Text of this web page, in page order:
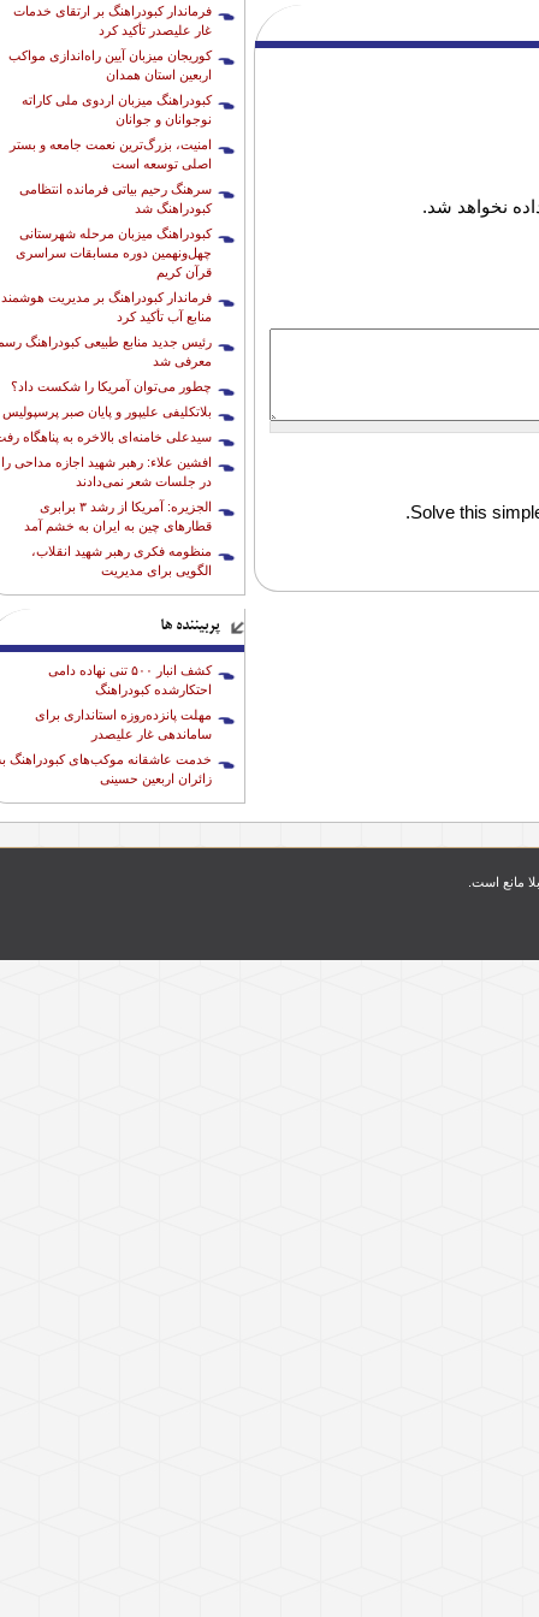
فرماندار کبودراهنگ بر ارتقای خدمات
غار علیصدر تأکید کرد
کوریجان میزبان آیین راه‌اندازی مواکب
اربعین استان همدان
کبودراهنگ میزبان اردوی ملی کاراته
نوجوانان و جوانان
امنیت، بزرگ‌ترین نعمت جامعه و بستر
اصلی توسعه است
سرهنگ رحیم بیاتی فرمانده انتظامی
کبودراهنگ شد
کبودراهنگ میزبان مرحله شهرستانی
چهل‌ونهمین دوره مسابقات سراسری
قرآن کریم
فرماندار کبودراهنگ بر مدیریت هوشمند
منابع آب تأکید کرد
رئیس جدید منابع طبیعی کبودراهنگ
معرفی شد
چطور می‌توان آمریکا را شکست داد؟
بلاتکلیفی علیپور و پایان صبر پرسپولیس
سیدعلی خامنه‌ای بالاخره به پناهگاه
افشین علاء: رهبر شهید اجازه مداحی را
در جلسات شعر نمی‌دادند
الجزیره: آمریکا از رشد ۳ برابری
قطارهای چین به ایران به خشم آمد
منظومه فکری رهبر شهید انقلاب،
الگویی برای مدیریت
پربیننده ها
کشف انبار ۵۰۰ تنی نهاده دامی
احتکارشده کبودراهنگ
مهلت پانزده‌روزه استانداری برای
ساماندهی غار علیصدر
خدمت عاشقانه موکب‌های کبودراهنگ
زائران اربعین حسینی
نخواهد شد.
Solve this
مانع است.